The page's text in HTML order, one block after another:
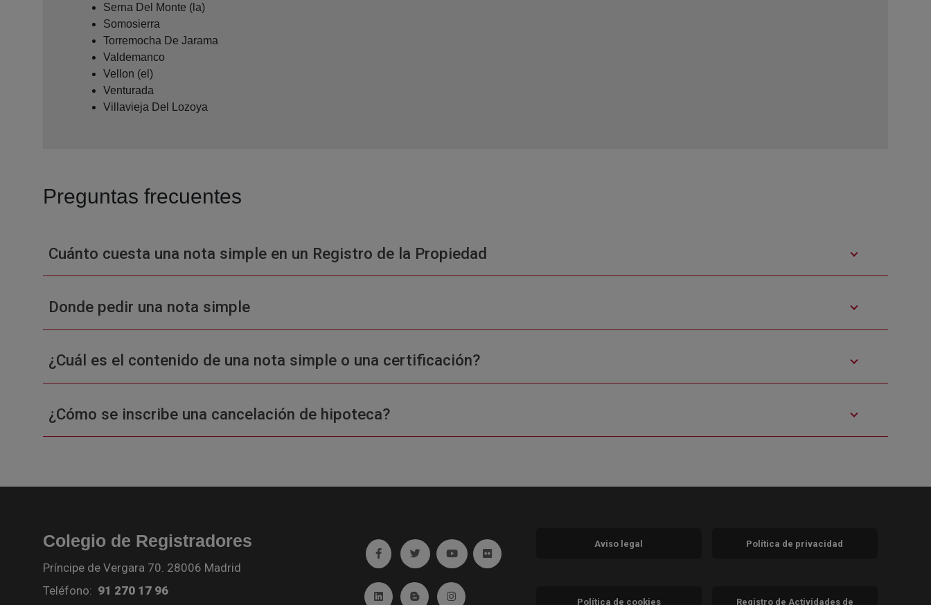
Serna Del Monte (la)
Somosierra
Torremocha De Jarama
Valdemanco
Vellon (el)
Venturada
Villavieja Del Lozoya
Preguntas frecuentes
Cuánto cuesta una nota simple en un Registro de la Propiedad
Donde pedir una nota simple
¿Cuál es el contenido de una nota simple o una certificación?
¿Cómo se inscribe una cancelación de hipoteca?
Colegio de Registradores
Príncipe de Vergara 70. 28006 Madrid
Teléfono: 91 270 17 96
Ir a facebook (abre en ventana nueva)
Ir a twitter (abre en ventana nueva)
Ir a YouTube (abre en ventana nueva)
Ir a Flickr (abre en ventana nueva)
Ir a Linkedin (abre en ventana nueva)
Ir al Blog (abre en ventana nueva)
Ir a Instagram (abre en ventana nueva)
Aviso legal Política de privacidad
Política de cookies Registro de Actividades de